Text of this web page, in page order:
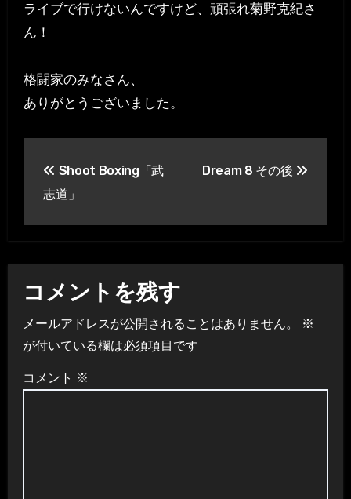
ライブで行けないんですけど、頑張れ菊野克紀さ
ん！
格闘家のみなさん、
ありがとうございました。
稿
ゲ
ー
シ
ョ
Shoot Boxing「武
志道」
Dream 8 その後
コメントを残す
メールアドレスが公開されることはありません。
※
が付いている欄は必須項目です
コメント ※